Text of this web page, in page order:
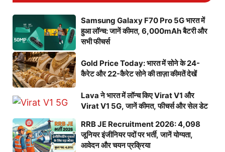
Samsung Galaxy F70 Pro 5G भारत में
हुआ लॉन्च: जानें कीमत, 6,000mAh बैटरी और
सभी फीचर्स
Gold Price Today: भारत में सोने के 24-
कैरेट और 22-कैरेट सोने की ताज़ा कीमतें देखें
Lava ने भारत में लॉन्च किए Virat V1 और
Virat V1 5G, जानें कीमत, फीचर्स और सेल डेट
RRB JE Recruitment 2026: 4,098
जूनियर इंजीनियर पदों पर भर्ती, जानें योग्यता,
आवेदन और चयन प्रक्रिया